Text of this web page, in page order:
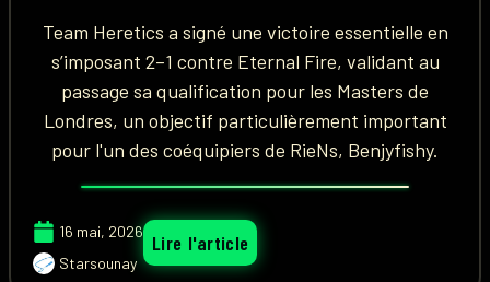
Team Heretics a signé une victoire essentielle en
s’imposant 2–1 contre Eternal Fire, validant au
passage sa qualification pour les Masters de
Londres, un objectif particulièrement important
pour l'un des coéquipiers de RieNs, Benjyfishy.
16 mai, 2026
Starsounay
Lire l'article